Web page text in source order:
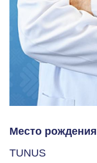
Место рождения
TUNUS